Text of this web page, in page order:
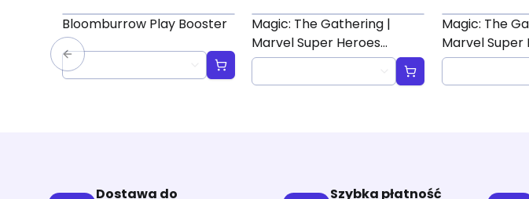
Bloomburrow Play Booster
Magic: The Gathering |
Marvel Super Heroes
Jumpstart Booster
Magic: The
Marvel Super
Booster
Dostawa do
Szybka płatność